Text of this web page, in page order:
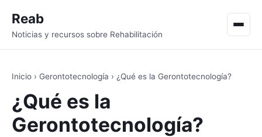
Reab
Noticias y recursos sobre Rehabilitación
Inicio › Gerontotecnología › ¿Qué es la Gerontotecnología?
¿Qué es la
Gerontotecnología?